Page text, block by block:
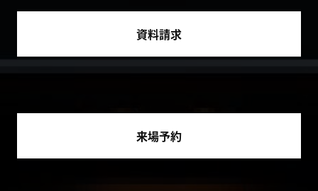
資料請求
来場予約